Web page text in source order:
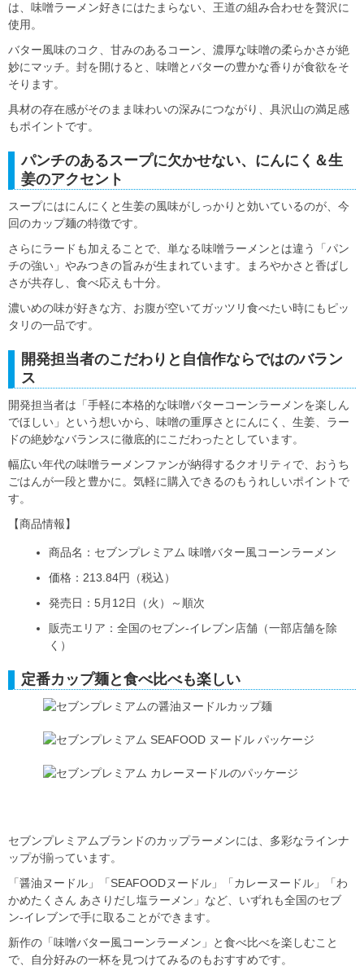
は、味噌ラーメン好きにはたまらない、王道の組み合わせを贅沢に
使用。
バター風味のコク、甘みのあるコーン、濃厚な味噌の柔らかさが絶
妙にマッチ。封を開けると、味噌とバターの豊かな香りが食欲をそ
そります。
具材の存在感がそのまま味わいの深みにつながり、具沢山の満足感
もポイントです。
パンチのあるスープに欠かせない、にんにく＆生
姜のアクセント
スープにはにんにくと生姜の風味がしっかりと効いているのが、今
回のカップ麺の特徴です。
さらにラードも加えることで、単なる味噌ラーメンとは違う「パン
チの強い」やみつきの旨みが生まれています。まろやかさと香ばし
さが共存し、食べ応えも十分。
濃いめの味が好きな方、お腹が空いてガッツリ食べたい時にもピッ
タリの一品です。
開発担当者のこだわりと自信作ならではのバラン
ス
開発担当者は「手軽に本格的な味噌バターコーンラーメンを楽しん
でほしい」という想いから、味噌の重厚さとにんにく、生姜、ラー
ドの絶妙なバランスに徹底的にこだわったとしています。
幅広い年代の味噌ラーメンファンが納得するクオリティで、おうち
ごはんが一段と豊かに。気軽に購入できるのもうれしいポイントで
す。
【商品情報】
商品名：セブンプレミアム 味噌バター風コーンラーメン
価格：213.84円（税込）
発売日：5月12日（火）～順次
販売エリア：全国のセブン‐イレブン店舗（一部店舗を除
く）
定番カップ麺と食べ比べも楽しい
セブンプレミアムブランドのカップラーメンには、多彩なラインナ
ップが揃っています。
「醤油ヌードル」「SEAFOODヌードル」「カレーヌードル」「わ
かめたくさん あさりだし塩ラーメン」など、いずれも全国のセブ
ン‐イレブンで手に取ることができます。
新作の「味噌バター風コーンラーメン」と食べ比べを楽しむこと
で、自分好みの一杯を見つけてみるのもおすすめです。